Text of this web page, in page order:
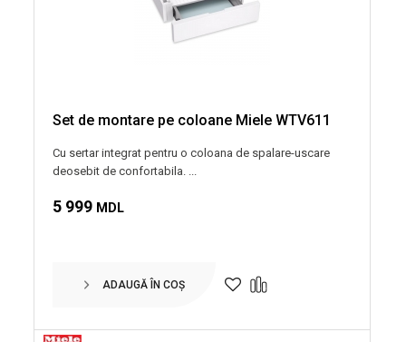
Set de montare pe coloane Miele WTV611
Cu sertar integrat pentru o coloana de spalare-uscare
deosebit de confortabila. ...
5 999 MDL
ADAUGĂ ÎN COȘ